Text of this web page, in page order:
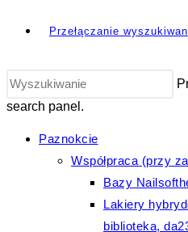
Przełączanie
search panel.
Paznokcie
Współpraca (przy
Bazy
Lakiery
biblioteka,